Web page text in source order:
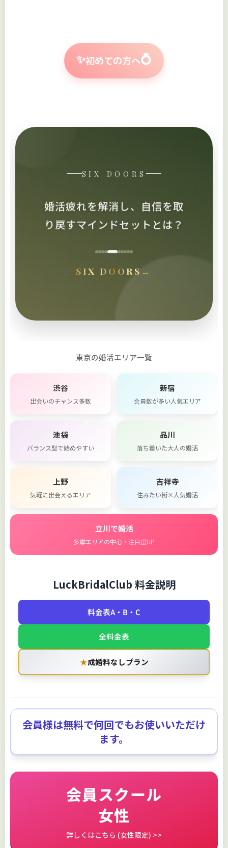
✨初めての方へ💍
SIX DOORS
出会いのチャンスを最大化す
る「成功パターン」を公開！
SIX DOORS →
東京の婚活エリア一覧
渋谷
出会いのチャンス多数
新宿
会員数が多い人気エリア
池袋
バランス型で始めやすい
品川
落ち着いた大人の婚活
上野
気軽に出会えるエリア
吉祥寺
住みたい街×人気婚活
立川で婚活
多摩エリアの中心・注目度UP
LuckBridalClub 料金説明
料金表A・B・C
全料金表
★成婚料なしプラン
会員様は無料で何回でもお使いいただけ
ます。
会員スクール
女性
詳しくはこちら (女性限定) >>